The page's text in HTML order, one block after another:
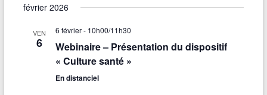
février 2026
VEN
6
6 février - 10h00/11h30
Webinaire – Présentation du dispositif
« Culture santé »
En distanciel